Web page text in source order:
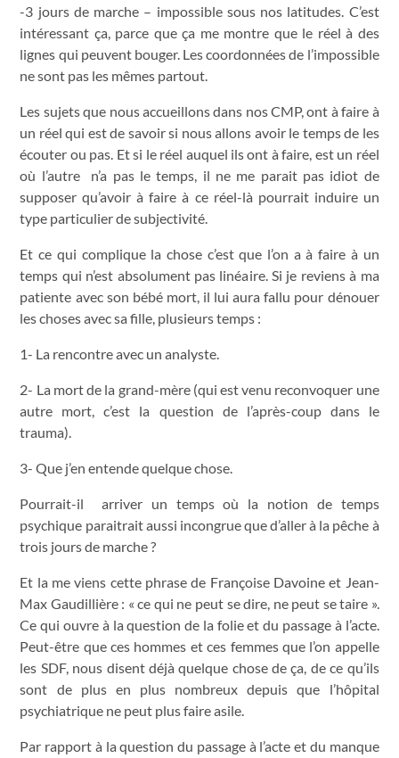
-3 jours de marche – impossible sous nos latitudes. C’est
intéressant ça, parce que ça me montre que le réel à des
lignes qui peuvent bouger. Les coordonnées de l’impossible
ne sont pas les mêmes partout.
Les sujets que nous accueillons dans nos CMP, ont à faire à
un réel qui est de savoir si nous allons avoir le temps de les
écouter ou pas. Et si le réel auquel ils ont à faire, est un réel
où l’autre n’a pas le temps, il ne me parait pas idiot de
supposer qu’avoir à faire à ce réel-là pourrait induire un
type particulier de subjectivité.
Et ce qui complique la chose c’est que l’on a à faire à un
temps qui n’est absolument pas linéaire. Si je reviens à ma
patiente avec son bébé mort, il lui aura fallu pour dénouer
les choses avec sa fille, plusieurs temps :
1- La rencontre avec un analyste.
2- La mort de la grand-mère (qui est venu reconvoquer une
autre mort, c’est la question de l’après-coup dans le
trauma).
3- Que j’en entende quelque chose.
Pourrait-il arriver un temps où la notion de temps
psychique paraitrait aussi incongrue que d’aller à la pêche à
trois jours de marche ?
Et la me viens cette phrase de Françoise Davoine et Jean-
Max Gaudillière : « ce qui ne peut se dire, ne peut se taire ».
Ce qui ouvre à la question de la folie et du passage à l’acte.
Peut-être que ces hommes et ces femmes que l’on appelle
les SDF, nous disent déjà quelque chose de ça, de ce qu’ils
sont de plus en plus nombreux depuis que l’hôpital
psychiatrique ne peut plus faire asile.
Par rapport à la question du passage à l’acte et du manque